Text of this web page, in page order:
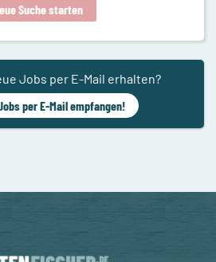
Suche starten
Jobs per E-Mail erhalten?
per E-Mail empfangen!